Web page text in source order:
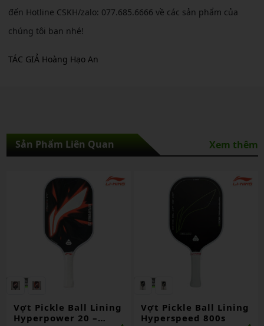
đến Hotline CSKH/zalo: 077.685.6666 về các sản phẩm của
chúng tôi bạn nhé!
TÁC GIẢ Hoàng Hạo An
Sản Phẩm Liên Quan Xem thêm
Vợt Pickle Ball Lining
Hyperpower 20 –
Vợt Pickle Ball Lining
Hyperspeed 800s